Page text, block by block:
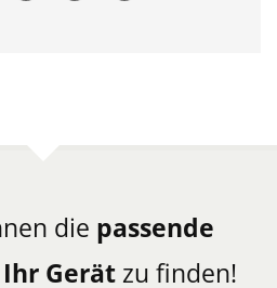
die passende
Gerät zu finden!